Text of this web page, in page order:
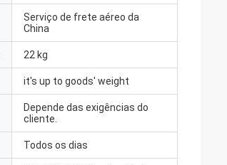
Serviço de frete aéreo da
China
22 kg
it's up to goods' weight
Depende das exigências do
cliente.
Todos os dias